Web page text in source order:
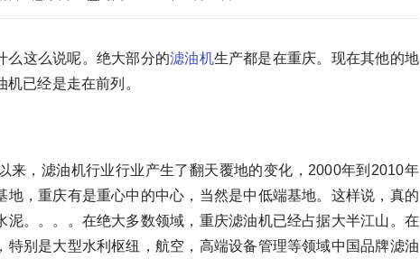
么这么说呢。绝大部分的滤油机生产都是在重庆。现在其他的地
已经是走在前列。
来，滤油机行业行业产生了翻天覆地的变化，2000年到2010年
，重庆有是重心中的中心，当然是中低端基地。这样说，真的
。。。。在绝大多数领域，重庆滤油机已经占据大半江山。在
别是大型水利枢纽，航空，高端设备管理等领域中国品牌滤油